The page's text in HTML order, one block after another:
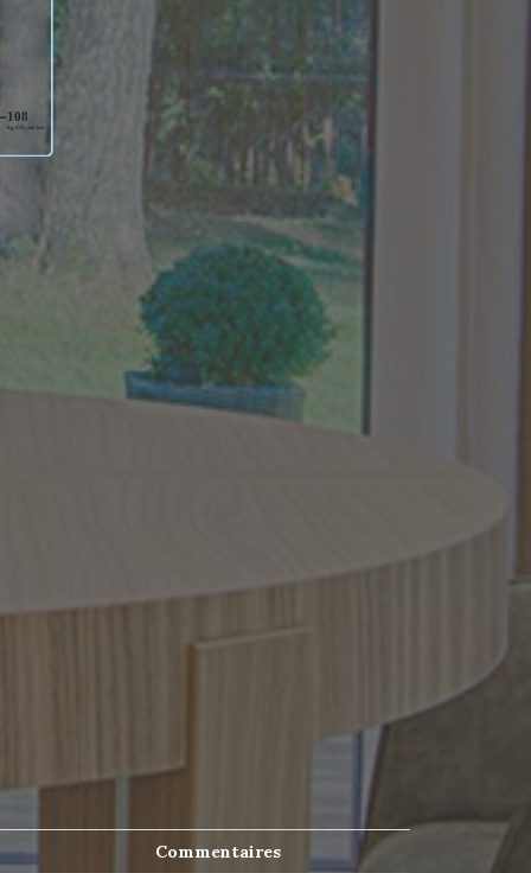
Commentaires